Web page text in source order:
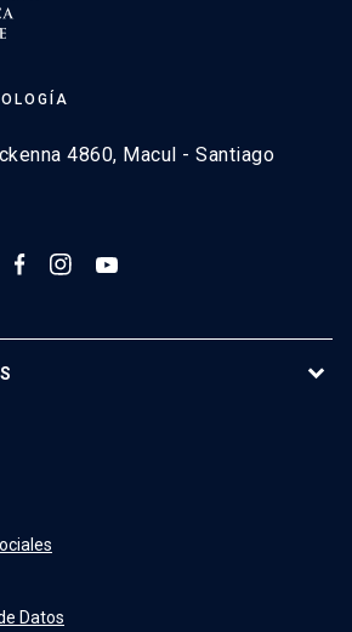
4860, Macul - Santiago
Datos